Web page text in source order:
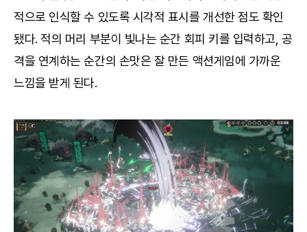
적으로 인식할 수 있도록 시각적 표시를 개선한 점도 확인
됐다. 적의 머리 부분이 빛나는 순간 회피 키를 입력하고, 공
격을 연계하는 순간의 손맛은 잘 만든 액션게임에 가까운
느낌을 받게 된다.